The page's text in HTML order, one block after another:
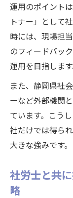
運用のポイント
トナー」として
時には、現場担
のフィードバッ
運用を目指します
また、静岡県社
ーなど外部機関
ています。こう
社だけでは得ら
大きな強みです。
社労士と共
略